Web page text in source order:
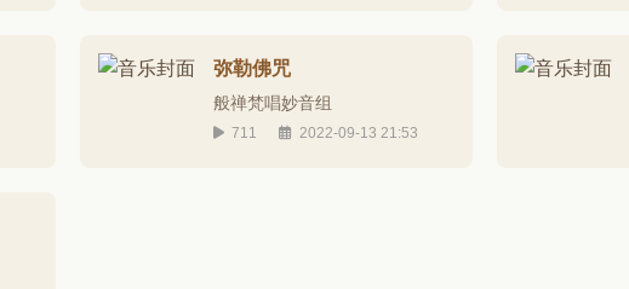
弥勒佛咒
般禅梵唱妙音组
711 2022-09-13 21:53